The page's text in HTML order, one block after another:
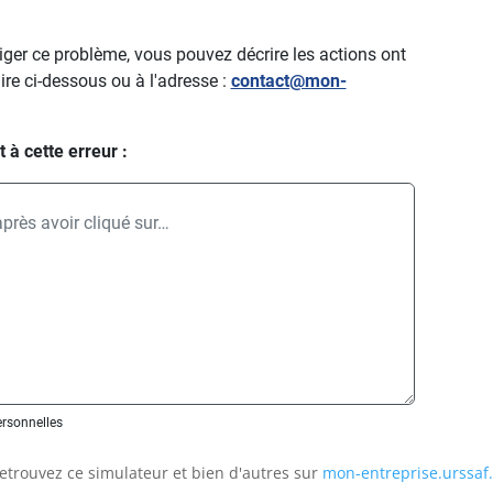
ce simulateur et bien d'autres sur mon-